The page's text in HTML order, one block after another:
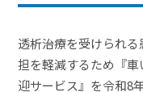
透析治療を受けられ
担を軽減するため『
迎サービス』を令和8